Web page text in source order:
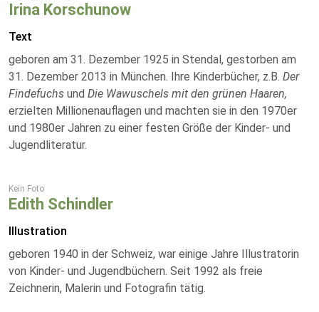
Irina Korschunow
Text
geboren am 31. Dezember 1925 in Stendal, gestorben am
31. Dezember 2013 in München. Ihre Kinderbücher, z.B. Der
Findefuchs und Die Wawuschels mit den grünen Haaren,
erzielten Millionenauflagen und machten sie in den 1970er
und 1980er Jahren zu einer festen Größe der Kinder- und
Jugendliteratur.
Kein Foto
Edith Schindler
Illustration
geboren 1940 in der Schweiz, war einige Jahre Illustratorin
von Kinder- und Jugendbüchern. Seit 1992 als freie
Zeichnerin, Malerin und Fotografin tätig.